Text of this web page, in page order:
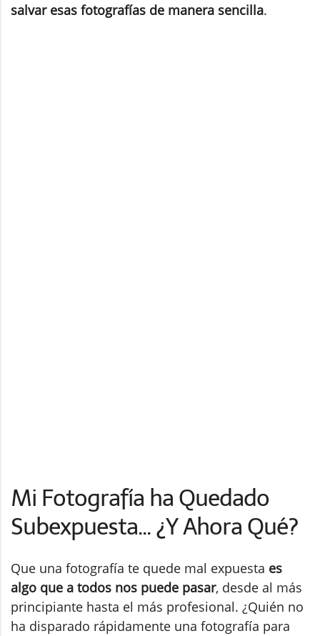
salvar esas fotografías de manera sencilla.
Mi Fotografía ha Quedado
Subexpuesta... ¿Y Ahora Qué?
Que una fotografía te quede mal expuesta es
algo que a todos nos puede pasar, desde al más
principiante hasta el más profesional. ¿Quién no
ha disparado rápidamente una fotografía para